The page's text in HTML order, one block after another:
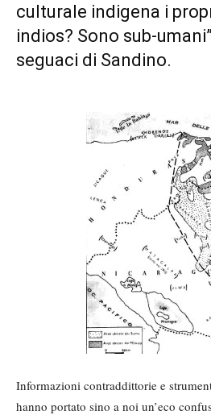
culturale indigena i
indios? Sono sub-
seguaci di Sandino.
Informazioni contraddittorie e
hanno portato sino a noi un’eco